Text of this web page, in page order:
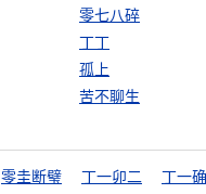
零七八碎
丁丁
孤上
苦不聊生
零圭断璧 丁一卯二
丁一